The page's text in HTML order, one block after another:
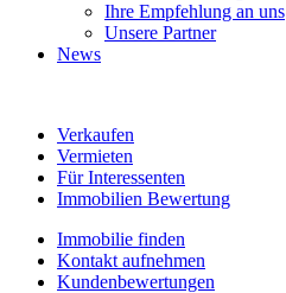
Ihre Empfehlung an uns
Unsere Partner
News
Verkaufen
Vermieten
Für Interessenten
Immobilien Bewertung
Immobilie finden
Kontakt aufnehmen
Kundenbewertungen